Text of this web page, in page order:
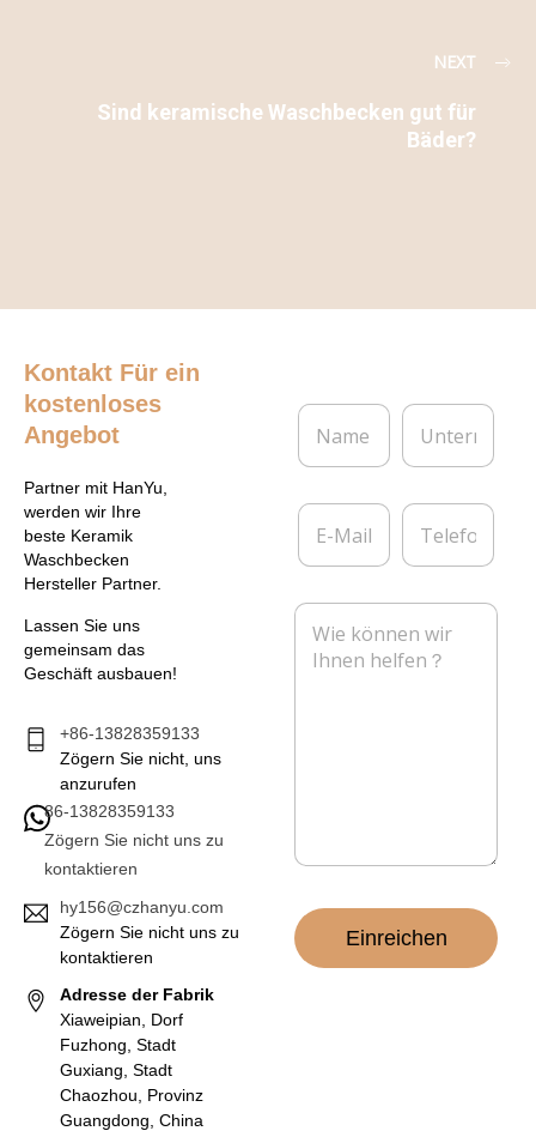
NEXT
Sind keramische Waschbecken gut für
Bäder?
Kontakt Für ein
kostenloses
Angebot
Partner mit HanYu,
werden wir Ihre
beste Keramik
Waschbecken
Hersteller Partner.
Lassen Sie uns
gemeinsam das
Geschäft ausbauen!
+86-13828359133
Zögern Sie nicht, uns
anzurufen
86-13828359133
Zögern Sie nicht uns zu
kontaktieren
hy156@czhanyu.com
Zögern Sie nicht uns zu
kontaktieren
Adresse der Fabrik
Xiaweipian, Dorf
Fuzhong, Stadt
Guxiang, Stadt
Chaozhou, Provinz
Guangdong, China
N
m
*
U
t
r
h
n
E
M
i
T
l
f
o
n
N
Einreichen